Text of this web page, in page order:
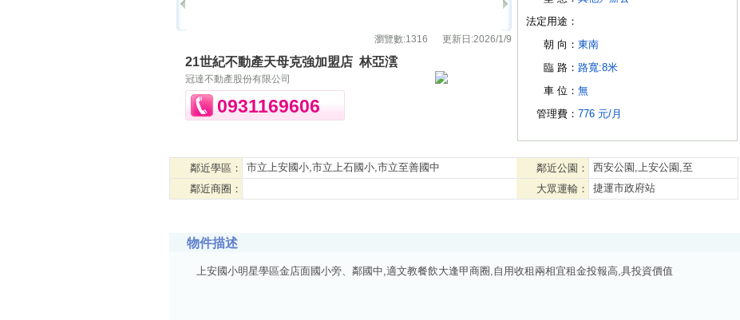
瀏覽數:1316 更新日:2026/1/9
21世紀不動產天母克強加盟店 林亞澐
冠達不動產股份有限公司
0931169606
法定用途：
朝 向： 東南
臨 路： 路寬:8米
車 位： 無
管理費： 776 元/月
鄰近學區： 市立上安國小,市立上石國小,市立至善國中 鄰近公園：
西安公園,上安公園,至
鄰近商圈：
大眾運輸： 捷運市政府站
物件描述
上安國小明星學區金店面國小旁、鄰國中,適文教餐飲大逢甲商圈,自用收租兩相宜租金投報高,具投資價值